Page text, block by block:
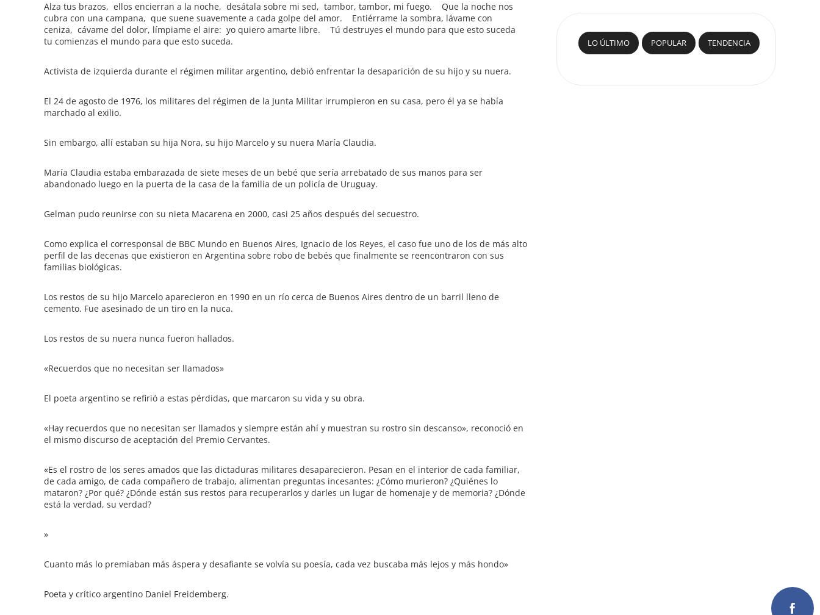
Alza tus brazos, ellos encierran a la noche, desátala sobre mi sed, tambor, tambor, mi fuego. Que la noche nos
cubra con una campana, que suene suavemente a cada golpe del amor. Entiérrame la sombra, lávame con
ceniza, cávame del dolor, límpiame el aire: yo quiero amarte libre. Tú destruyes el mundo para que esto suceda
tu comienzas el mundo para que esto suceda.
Activista de izquierda durante el régimen militar argentino, debió enfrentar la desaparición de su hijo y su nuera.
El 24 de agosto de 1976, los militares del régimen de la Junta Militar irrumpieron en su casa, pero él ya se había
marchado al exilio.
Sin embargo, allí estaban su hija Nora, su hijo Marcelo y su nuera María Claudia.
María Claudia estaba embarazada de siete meses de un bebé que sería arrebatado de sus manos para ser
abandonado luego en la puerta de la casa de la familia de un policía de Uruguay.
Gelman pudo reunirse con su nieta Macarena en 2000, casi 25 años después del secuestro.
Como explica el corresponsal de BBC Mundo en Buenos Aires, Ignacio de los Reyes, el caso fue uno de los de más alto
perfil de las decenas que existieron en Argentina sobre robo de bebés que finalmente se reencontraron con sus
familias biológicas.
Los restos de su hijo Marcelo aparecieron en 1990 en un río cerca de Buenos Aires dentro de un barril lleno de
cemento. Fue asesinado de un tiro en la nuca.
Los restos de su nuera nunca fueron hallados.
«Recuerdos que no necesitan ser llamados»
El poeta argentino se refirió a estas pérdidas, que marcaron su vida y su obra.
«Hay recuerdos que no necesitan ser llamados y siempre están ahí y muestran su rostro sin descanso», reconoció en
el mismo discurso de aceptación del Premio Cervantes.
«Es el rostro de los seres amados que las dictaduras militares desaparecieron. Pesan en el interior de cada familiar,
de cada amigo, de cada compañero de trabajo, alimentan preguntas incesantes: ¿Cómo murieron? ¿Quiénes lo
mataron? ¿Por qué? ¿Dónde están sus restos para recuperarlos y darles un lugar de homenaje y de memoria? ¿Dónde
está la verdad, su verdad?
»
Cuanto más lo premiaban más áspera y desafiante se volvía su poesía, cada vez buscaba más lejos y más hondo»
Poeta y crítico argentino Daniel Freidemberg.
LO ÚLTIMO POPULAR TENDENCIA